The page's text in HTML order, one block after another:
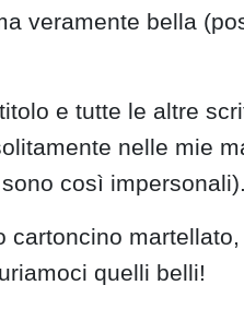
veramente bella
e tutte le altre
nelle mie
così impersonali).
cartoncino
quelli belli!